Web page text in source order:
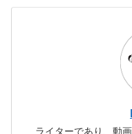
ライターであり、動